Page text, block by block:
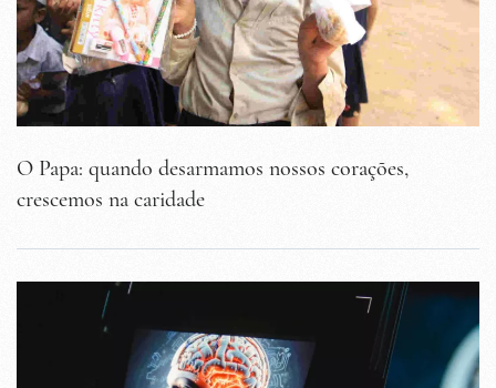
O Papa: quando desarmamos nossos corações,
crescemos na caridade